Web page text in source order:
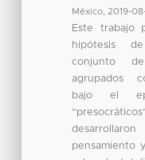
México, 2019-
Este trabajo
hipótesis
conjunto
agrupados
bajo el
pensamiento